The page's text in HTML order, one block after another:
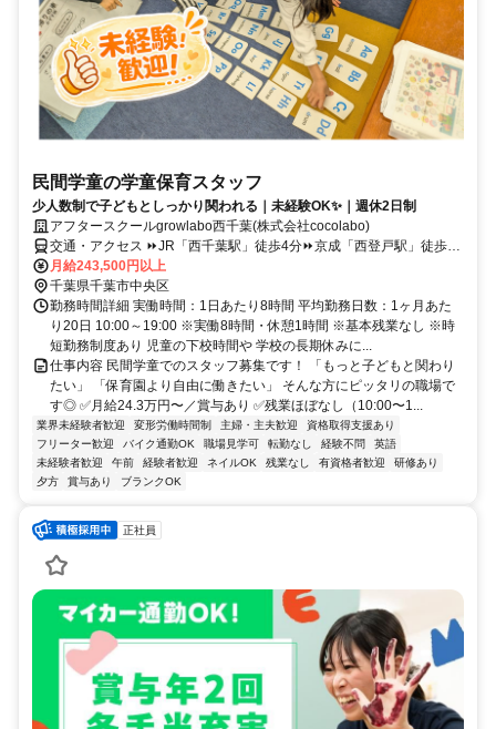
民間学童の学童保育スタッフ
少人数制で子どもとしっかり関われる｜未経験OK✨｜週休2日制
アフタースクールgrowlabo西千葉(株式会社cocolabo)
交通・アクセス ⏩JR「西千葉駅」徒歩4分⏩京成「西登戸駅」徒歩7
分
月給243,500円以上
千葉県千葉市中央区
勤務時間詳細 実働時間：1日あたり8時間 平均勤務日数：1ヶ月あた
り20日 10:00～19:00 ※実働8時間・休憩1時間 ※基本残業なし ※時
短勤務制度あり 児童の下校時間や 学校の長期休みに...
仕事内容 民間学童でのスタッフ募集です！ 「もっと子どもと関わり
たい」 「保育園より自由に働きたい」 そんな方にピッタリの職場で
す◎ ✅月給24.3万円〜／賞与あり ✅残業ほぼなし（10:00〜1...
業界未経験者歓迎 変形労働時間制 主婦・主夫歓迎
資格取得支援あり
フリーター歓迎
バイク通勤OK 職場見学可 転勤なし 経験不問
英語
未経験者歓迎
午前 経験者歓迎 ネイルOK 残業なし 有資格者歓迎
研修あり
夕方
賞与あり ブランクOK
正社員